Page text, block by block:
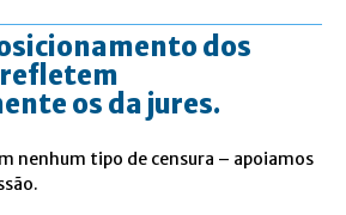
dos
os da jures.
nenhum tipo de censura – apoiamos